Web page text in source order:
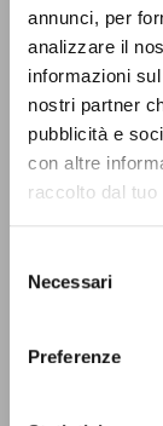
annunci, per
analizzare il
informazioni
nostri partner
pubblicità e
con altre
raccolto dal
delNecessari
Preferenze
Giussani Luigi
Fraternità di